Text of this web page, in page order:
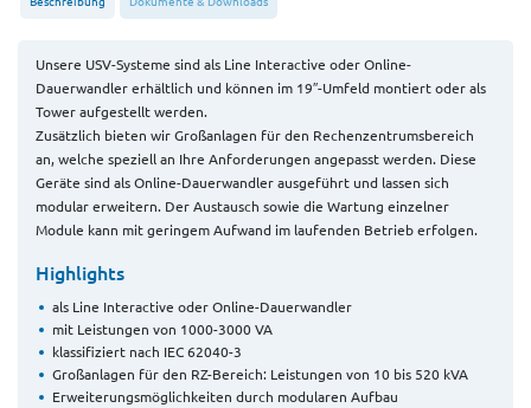
Unsere USV-Systeme sind als Line Interactive oder Online-
Dauerwandler erhältlich und können im 19″-Umfeld montiert oder als
Tower aufgestellt werden.
Zusätzlich bieten wir Großanlagen für den Rechenzentrumsbereich
an, welche speziell an Ihre Anforderungen angepasst werden. Diese
Geräte sind als Online-Dauerwandler ausgeführt und lassen sich
modular erweitern. Der Austausch sowie die Wartung einzelner
Module kann mit geringem Aufwand im laufenden Betrieb erfolgen.
Highlights
als Line Interactive oder Online-Dauerwandler
mit Leistungen von 1000-3000 VA
klassifiziert nach IEC 62040-3
Großanlagen für den RZ-Bereich: Leistungen von 10 bis 520 kVA
Erweiterungsmöglichkeiten durch modularen Aufbau